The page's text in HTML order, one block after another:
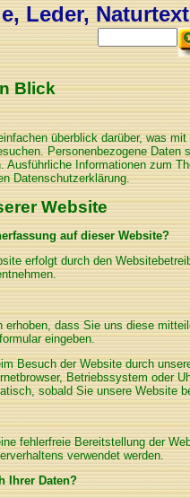
Leder,
Blick
überblick darüber, was
Personenbezogene Daten
Ausführliche Informationen zum
Datenschutzerklärung.
Website
auf dieser Website?
erfolgt durch den
erhoben, dass Sie uns diese
eingeben.
Besuch der Website durch
Betriebssystem oder
sobald Sie unsere Website
fehlerfreie Bereitstellung der
verwendet werden.
Ihrer Daten?